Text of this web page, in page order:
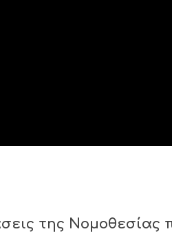
της Νομοθεσίας